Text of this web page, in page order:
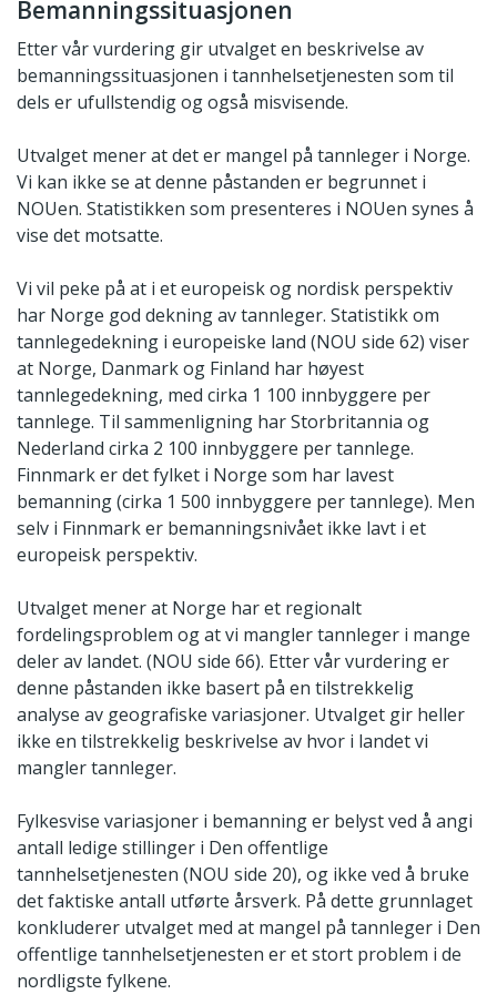
Bemanningssituasjonen
Etter vår vurdering gir utvalget en beskrivelse av
bemanningssituasjonen i tannhelsetjenesten som til
dels er ufullstendig og også misvisende.
Utvalget mener at det er mangel på tannleger i Norge.
Vi kan ikke se at denne påstanden er begrunnet i
NOUen. Statistikken som presenteres i NOUen synes å
vise det motsatte.
Vi vil peke på at i et europeisk og nordisk perspektiv
har Norge god dekning av tannleger. Statistikk om
tannlegedekning i europeiske land (NOU side 62) viser
at Norge, Danmark og Finland har høyest
tannlegedekning, med cirka 1 100 innbyggere per
tannlege. Til sammenligning har Storbritannia og
Nederland cirka 2 100 innbyggere per tannlege.
Finnmark er det fylket i Norge som har lavest
bemanning (cirka 1 500 innbyggere per tannlege). Men
selv i Finnmark er bemanningsnivået ikke lavt i et
europeisk perspektiv.
Utvalget mener at Norge har et regionalt
fordelingsproblem og at vi mangler tannleger i mange
deler av landet. (NOU side 66). Etter vår vurdering er
denne påstanden ikke basert på en tilstrekkelig
analyse av geografiske variasjoner. Utvalget gir heller
ikke en tilstrekkelig beskrivelse av hvor i landet vi
mangler tannleger.
Fylkesvise variasjoner i bemanning er belyst ved å angi
antall ledige stillinger i Den offentlige
tannhelsetjenesten (NOU side 20), og ikke ved å bruke
det faktiske antall utførte årsverk. På dette grunnlaget
konkluderer utvalget med at mangel på tannleger i Den
offentlige tannhelsetjenesten er et stort problem i de
nordligste fylkene.